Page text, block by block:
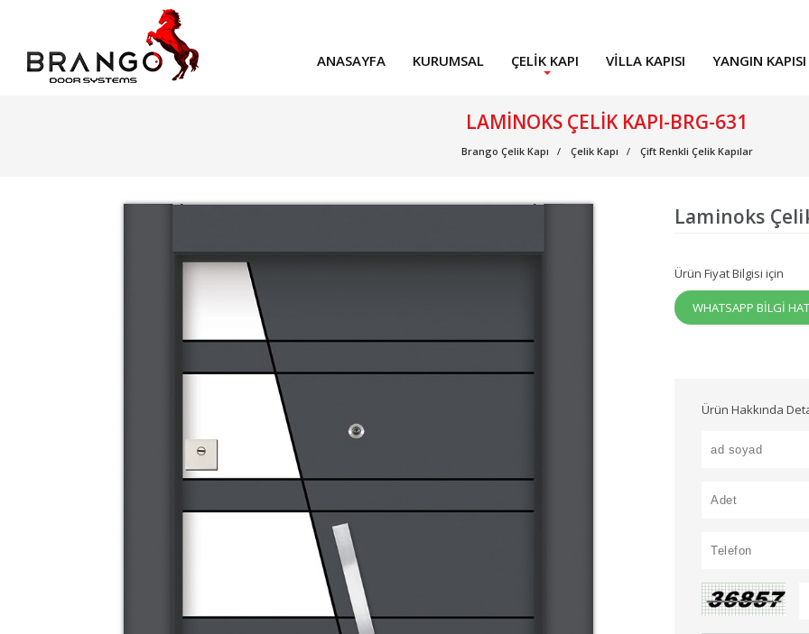
ANASAYFA KURUMSAL ÇELIK KAPI VILLA KAPISI YANGIN KAPISI
LAMINOKS ÇELIK KAPI-BRG-631
Brango Çelik Kapı Çelik Kapı Çift Renkli Çelik Kapılar
Laminoks
Ürün Fiyat Bilgisi için
WHATSAPP BİLGİ
Ürün Hakkında